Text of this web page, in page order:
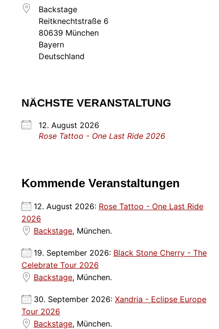
Backstage
Reitknechtstraße 6
80639 München
Bayern
Deutschland
NÄCHSTE VERANSTALTUNG
12. August 2026
Rose Tattoo - One Last Ride 2026
Kommende Veranstaltungen
12. August 2026: Rose Tattoo - One Last Ride
2026
Backstage, München.
19. September 2026: Black Stone Cherry - The
Celebrate Tour 2026
Backstage, München.
30. September 2026: Xandria - Eclipse Europe
Tour 2026
Backstage, München.